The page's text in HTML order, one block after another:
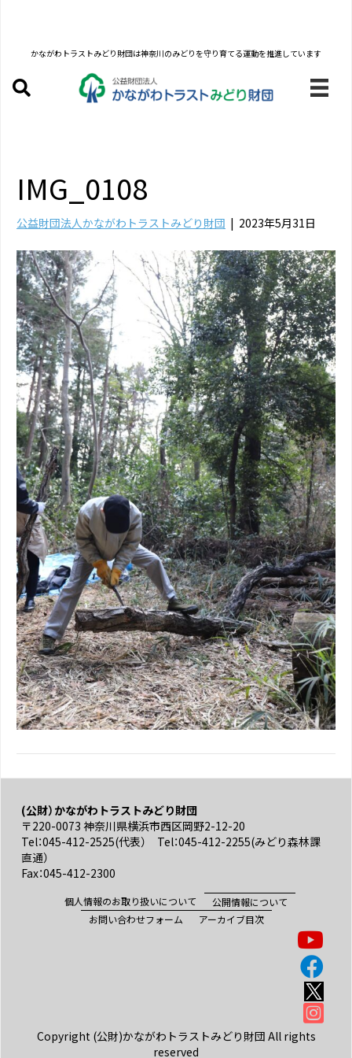
かながわトラストみどり財団は神奈川のみどりを守り育てる運動を推進しています
IMG_0108
公益財団法人かながわトラストみどり財団 | 2023年5月31日
(公財）かながわトラストみどり財団
〒220-0073 神奈川県横浜市西区岡野2-12-20
Tel：045-412-2525(代表） Tel：045-412-2255(みどり森林課
直通）
Fax：045-412-2300
個人情報のお取り扱いについて
公開情報について
お問い合わせフォーム
アーカイブ目次
Copyright (公財)かながわトラストみどり財団 All rights
reserved